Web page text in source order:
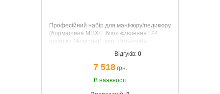
Професійний набір для манікюру/педикюру
(бормашина МНХ/Е блок живлення і 24
насадки Meisinger). вир. Німеччина.
Відгуків:0
7 518грн.
В наявності